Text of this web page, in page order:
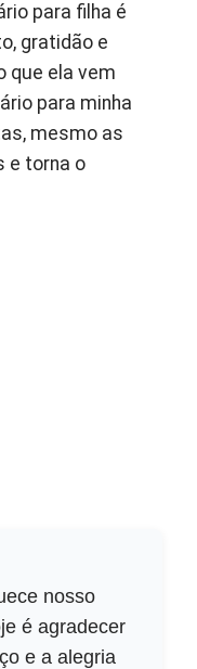
para filha é
gratidão e
que ela vem
para minha
mesmo as
e torna o
nosso
é agradecer
e a alegria